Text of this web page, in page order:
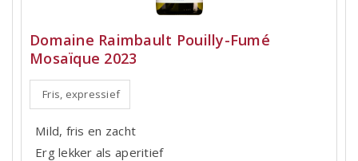
Domaine Raimbault Pouilly-Fumé
Mosaïque 2023
Fris, expressief
Mild, fris en zacht
Erg lekker als aperitief